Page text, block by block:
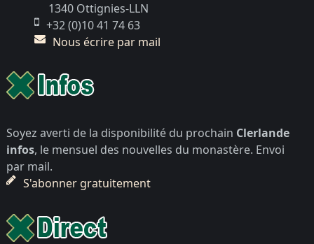
1340 Ottignies-LLN
+32 (0)10 41 74 63
Nous écrire par mail
Soyez averti de la disponibilité du prochain Clerlande
infos, le mensuel des nouvelles du monastère. Envoi
par mail.
S'abonner gratuitement